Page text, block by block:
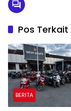
Pos Terkait
BERITA